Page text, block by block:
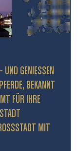
GENIESSEN S
BEKANNT D
FÜR IHRE PR
PR
MIT HIS